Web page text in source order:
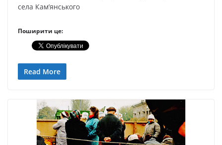
села Кам’янського
Поширити це:
Read More